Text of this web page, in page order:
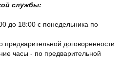
службы:
до 18:00 с понедельника по
предварительной договоренности
часы - по предварительной